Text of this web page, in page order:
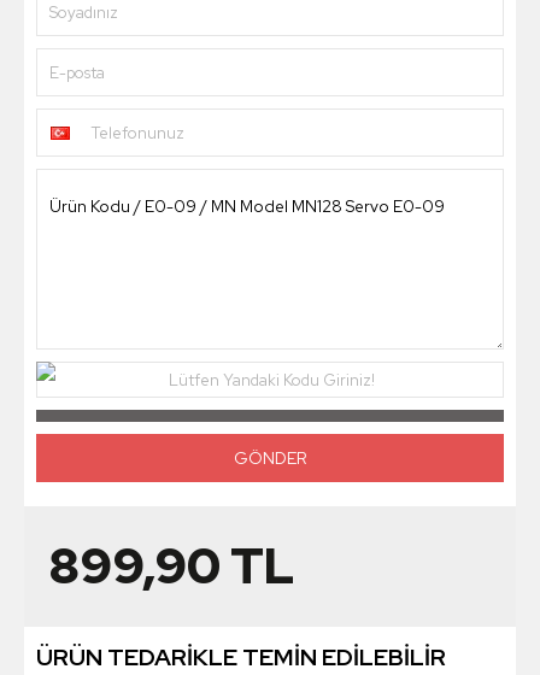
Soyadınız
E-posta
Telefonunuz
Lütfen Yandaki Kodu Giriniz!
899,90TL
ÜRÜN TEDARİKLE TEMİN EDİLEBİLİR